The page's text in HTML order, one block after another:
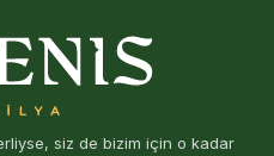
siz de bizim için o kadar